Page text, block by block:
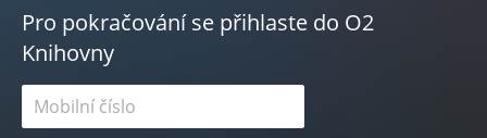
Pro pokračování se přihlaste do O2
Knihovny